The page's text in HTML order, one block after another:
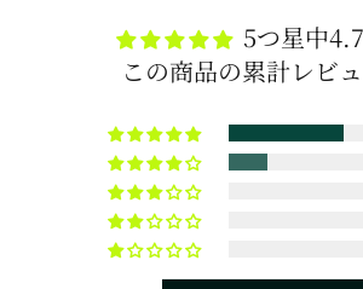
5つ星中
この商品の累計レビ